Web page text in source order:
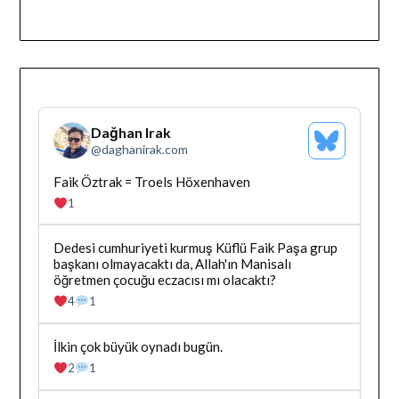
Dağhan Irak
@daghanirak.com
Bluesky
Profilini
Bluesky'da
Dağhan
Irak
tarafindan
yazilan
gonderiyi
goruntule
Faik Öztrak = Troels Höxenhaven
1
Bluesky'da
Dağhan
Irak
tarafindan
yazilan
gonderiyi
goruntule
Dedesi cumhuriyeti kurmuş Küflü Faik Paşa grup
başkanı olmayacaktı da, Allah'ın Manisalı
öğretmen çocuğu eczacısı mı olacaktı?
4 1
Bluesky'da
Dağhan
Irak
tarafindan
İlkin çok büyük oynadı bugün.
2 1